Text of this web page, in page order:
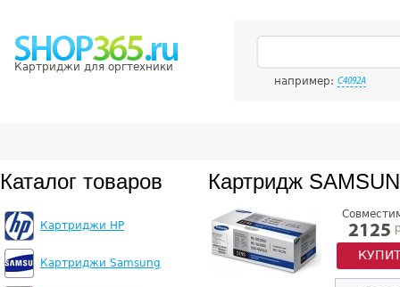
Картриджи для оргтехники
например: C4092A
Каталог товаров
Картриджи HP
Картриджи Samsung
Картридж
2125